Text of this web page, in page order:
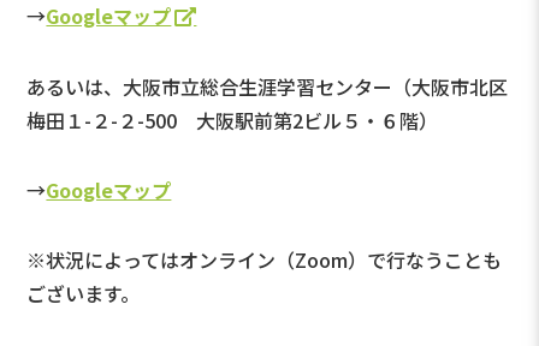
→Googleマップ
あるいは、大阪市立総合生涯学習センター（大阪市北区
梅田１-２-２-500 大阪駅前第2ビル５・６階）
→Googleマップ
※状況によってはオンライン（Zoom）で行なうことも
ございます。